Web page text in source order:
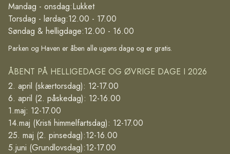
Mandag - onsdag:Lukket
Torsdag - lørdag:12.00 - 17.00
Søndag & helligdage:12.00 - 16.00
Parken og Haven er åben alle ugens dage og er gratis.
ÅBENT PÅ HELLIGEDAGE OG ØVRIGE DAGE I 2026
2. april (skærtorsdag): 12-17.00
6. april (2. påskedag): 12-16.00
1.maj: 12-17.00
14.maj (Kristi himmelfartsdag): 12-17.00
25. maj (2. pinsedag):12-16.00
5.juni (Grundlovsdag):12-17.00